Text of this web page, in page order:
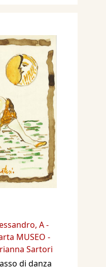
, A -
MUSEO -
Sartori
di danza